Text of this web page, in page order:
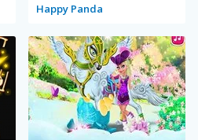
Happy Panda